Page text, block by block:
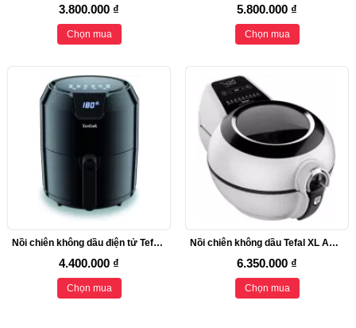
3.800.000 ₫
Chọn mua
5.800.000 ₫
Chọn mua
Nồi chiên không dầu điện tử Tefal EY401840, dung tích 4,2 lít
4.400.000 ₫
Chọn mua
Nồi chiên không dầu Tefal XL AH9600
6.350.000 ₫
Chọn mua